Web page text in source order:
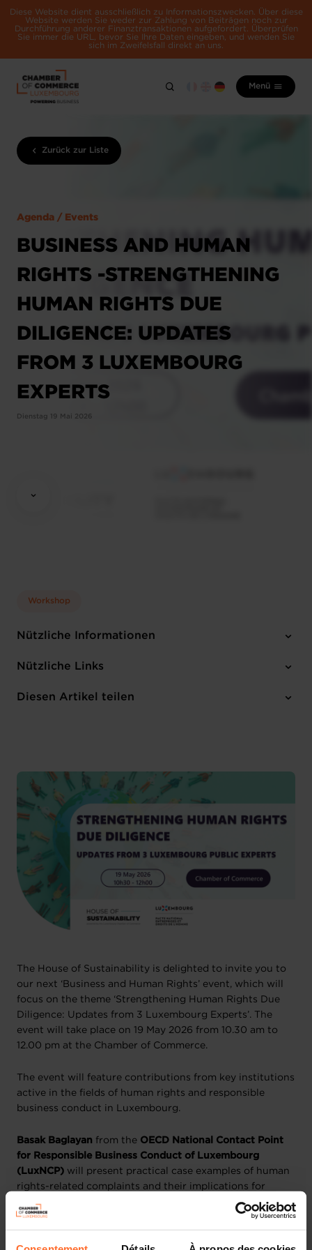
Diese Website dient ausschließlich zu Informationszwecken. Über diese
Website werden Sie weder zur Zahlung von Beiträgen noch zur
Durchführung anderer Finanztransaktionen aufgefordert. Überprüfen
Sie immer die URL, bevor Sie Ihre Daten eingeben, und wenden Sie
sich im Zweifelsfall direkt an uns.
Menü
Zurück zur Liste
Agenda / Events
BUSINESS AND HUMAN
RIGHTS -STRENGTHENING
HUMAN RIGHTS DUE
DILIGENCE: UPDATES
FROM 3 LUXEMBOURG
EXPERTS
Dienstag 19 Mai 2026
Workshop
Nützliche Informationen
Dienstag 19 Mai 2026
Chambre de Commerce
Nützliche Links
Anmelden
Diesen Artikel teilen
The House of Sustainability is delighted to invite you to
our next ‘Business and Human Rights’ event, which will
focus on the theme ‘Strengthening Human Rights Due
Diligence: Updates from 3 Luxembourg Experts’. The
event will take place on 19 May 2026 from 10.30 am to
12.00 pm at the Chamber of Commerce.
The event will feature contributions from key institutions
active in the fields of human rights and responsible
business conduct in Luxembourg.
Basak Baglayan from the OECD National Contact Point
for Responsible Business Conduct of Luxembourg
(LuxNCP) will present practical case examples of human
rights-related complaints and their implications for
companies, alongside an overview of the LuxNCP’s
mandate and the OECD Guidelines, including relevant
sector-specific resources.